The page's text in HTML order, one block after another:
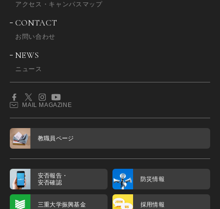
アクセス・キャンパスマップ
CONTACT
お問い合わせ
NEWS
ニュース
MAIL MAGAZINE
教職員ページ
安否報告・
安否確認
防災情報
三重大学振興基金 採用情報